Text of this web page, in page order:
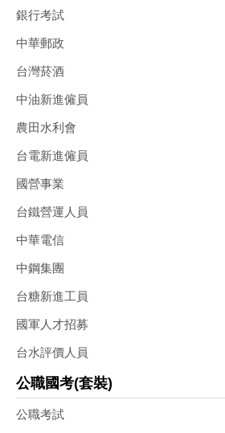
銀行考試
中華郵政
台灣菸酒
中油新進僱員
農田水利會
台電新進僱員
國營事業
台鐵營運人員
中華電信
中鋼集團
台糖新進工員
國軍人才招募
台水評價人員
公職國考(套裝)
公職考試